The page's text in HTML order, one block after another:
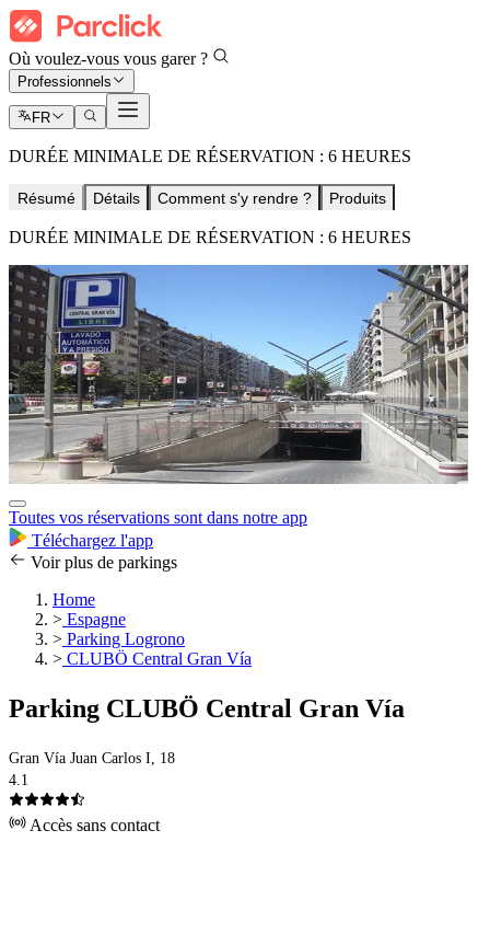
Où voulez-vous vous garer ?
Professionnels
FR
DURÉE MINIMALE DE RÉSERVATION : 6 HEURES
Résumé Détails Comment s'y rendre ? Produits
DURÉE MINIMALE DE RÉSERVATION : 6 HEURES
Toutes vos réservations sont dans notre app
Téléchargez l'app
Voir plus de parkings
Home
> Espagne
> Parking Logrono
> CLUBÖ Central Gran Vía
Parking CLUBÖ Central Gran Vía
Gran Vía Juan Carlos I, 18
4.1
Accès sans contact